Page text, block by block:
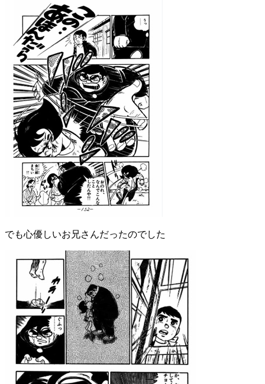
でも心優しいお兄さんだったのでした